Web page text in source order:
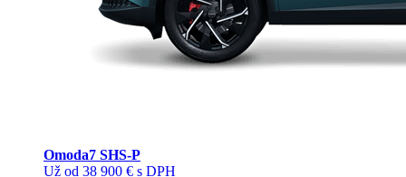
Omoda7 SHS-P
Už od 38 900 € s DPH